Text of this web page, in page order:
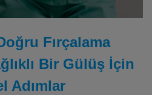
Fırçalama
Bir Gülüş İçin
Adımlar